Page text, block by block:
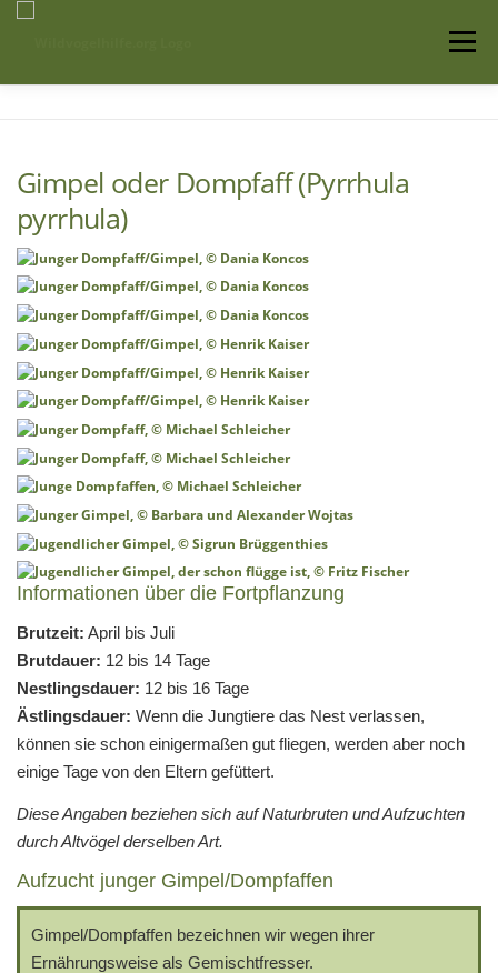
Menü
Auffangstationen
Gimpel oder Dompfaff (Pyrrhula
pyrrhula)
Informationen über die Fortpflanzung
Brutzeit: April bis Juli
Brutdauer: 12 bis 14 Tage
Nestlingsdauer: 12 bis 16 Tage
Ästlingsdauer: Wenn die Jungtiere das Nest verlassen,
können sie schon einigermaßen gut fliegen, werden aber noch
einige Tage von den Eltern gefüttert.
Diese Angaben beziehen sich auf Naturbruten und Aufzuchten
durch Altvögel derselben Art.
Aufzucht junger Gimpel/Dompfaffen
Gimpel/Dompfaffen bezeichnen wir wegen ihrer
Ernährungsweise als Gemischtfresser.